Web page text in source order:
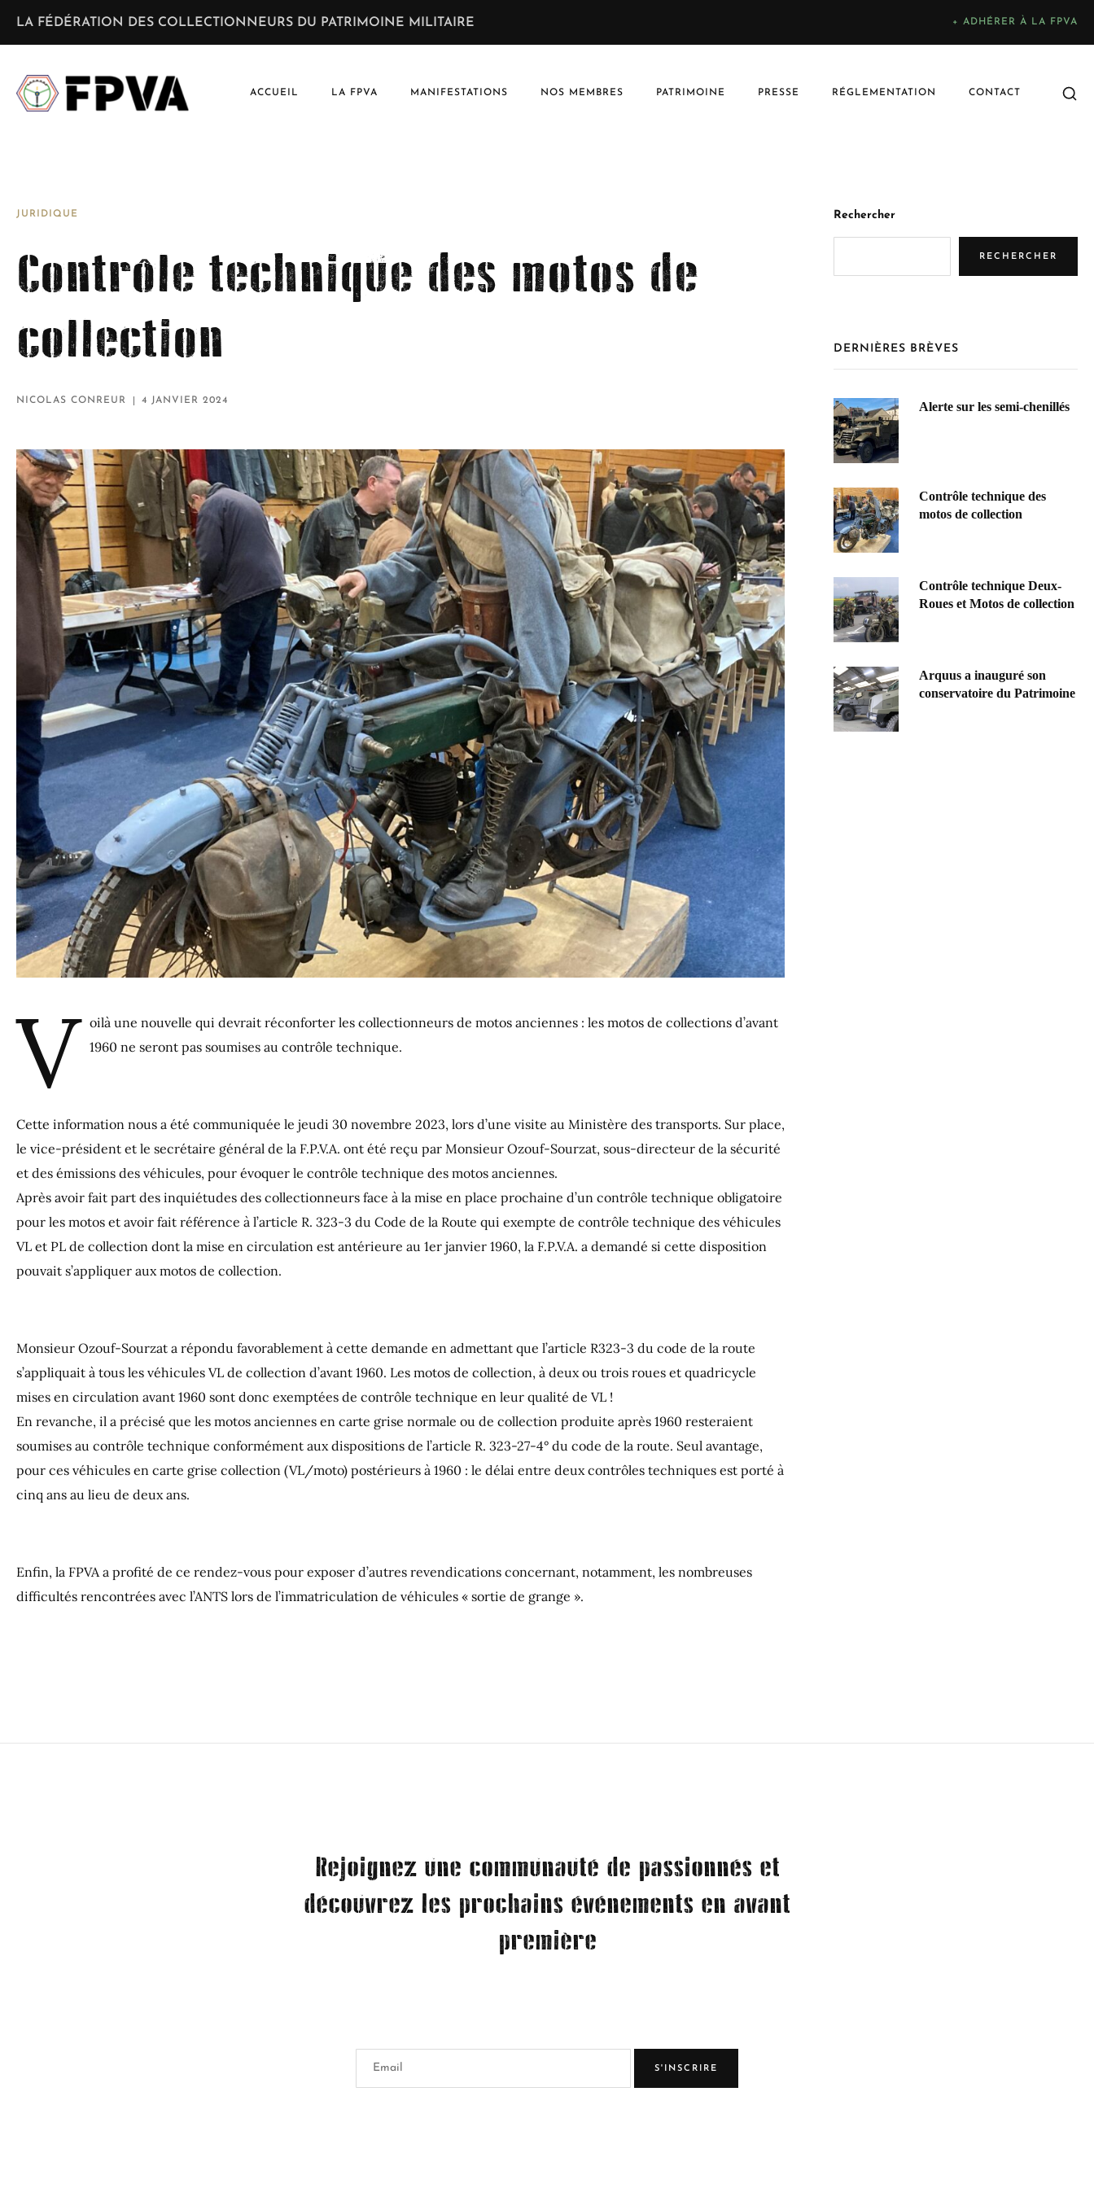
LA FÉDÉRATION DES COLLECTIONNEURS DU PATRIMOINE MILITAIRE + ADHÉRER À LA FPVA
ACCUEIL LA FPVA MANIFESTATIONS NOS MEMBRES PATRIMOINE PRESSE RÉGLEMENTATION CONTACT
JURIDIQUE
Contrôle technique des motos de
collection
NICOLAS CONREUR 4 JANVIER 2024
V oilà une nouvelle qui devrait réconforter les collectionneurs de motos anciennes : les motos de collections d’avant
1960 ne seront pas soumises au contrôle technique.
Cette information nous a été communiquée le jeudi 30 novembre 2023, lors d’une visite au Ministère des transports. Sur place,
le vice-président et le secrétaire général de la F.P.V.A. ont été reçu par Monsieur Ozouf-Sourzat, sous-directeur de la sécurité
et des émissions des véhicules, pour évoquer le contrôle technique des motos anciennes.
Après avoir fait part des inquiétudes des collectionneurs face à la mise en place prochaine d’un contrôle technique obligatoire
pour les motos et avoir fait référence à l’article R. 323-3 du Code de la Route qui exempte de contrôle technique des véhicules
VL et PL de collection dont la mise en circulation est antérieure au 1er janvier 1960, la F.P.V.A. a demandé si cette disposition
pouvait s’appliquer aux motos de collection.
Monsieur Ozouf-Sourzat a répondu favorablement à cette demande en admettant que l’article R323-3 du code de la route
s’appliquait à tous les véhicules VL de collection d’avant 1960. Les motos de collection, à deux ou trois roues et quadricycle
mises en circulation avant 1960 sont donc exemptées de contrôle technique en leur qualité de VL !
En revanche, il a précisé que les motos anciennes en carte grise normale ou de collection produite après 1960 resteraient
soumises au contrôle technique conformément aux dispositions de l’article R. 323-27-4° du code de la route. Seul avantage,
pour ces véhicules en carte grise collection (VL/moto) postérieurs à 1960 : le délai entre deux contrôles techniques est porté à
cinq ans au lieu de deux ans.
Enfin, la FPVA a profité de ce rendez-vous pour exposer d’autres revendications concernant, notamment, les nombreuses
difficultés rencontrées avec l’ANTS lors de l’immatriculation de véhicules « sortie de grange ».
Rechercher
RECHERCHER
DERNIÈRES BRÈVES
Alerte sur les semi-chenillés
Contrôle technique des
motos de collection
Contrôle technique Deux-
Roues et Motos de collection
Arquus a inauguré son
conservatoire du Patrimoine
Rejoignez une communauté de passionnés et
découvrez les prochains événements en avant
première
S'INSCRIRE